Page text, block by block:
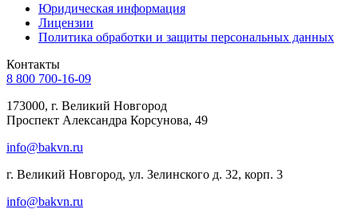
Юридическая информация
Лицензии
Политика обработки и защиты персональных данных
Контакты
8 800 700-16-09
173000, г. Великий Новгород
Проспект Александра Корсунова, 49
info@bakvn.ru
г. Великий Новгород, ул. Зелинского д. 32, корп. 3
info@bakvn.ru